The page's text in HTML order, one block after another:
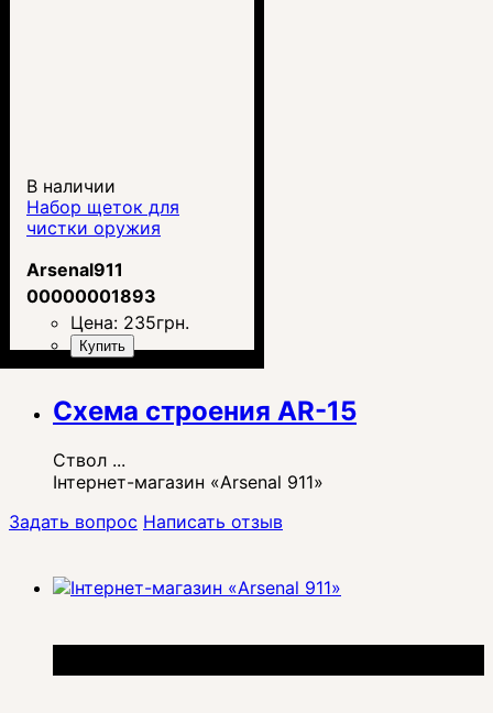
В наличии
Набор щеток для
чистки оружия
Arsenal911
00000001893
Цена: 235грн.
Купить
Схема строения AR-15
Ствол ...
Інтернет-магазин «Arsenal 911»
Задать вопрос Написать отзыв